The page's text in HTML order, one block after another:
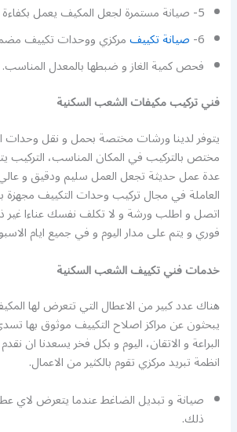
5- صيانة مستمرة لجعل المكيف يعمل بكفاءة اكبر.
6- صيانة تكييفمركزي ووحدات تكييف
فحص كمية الغاز و ضبطها بالمعدل المناسب.
فني تركيب مكيفات الشعب السكنية
يتوفر لدينا ورشات مختصة بحمل و نقل وحدات
مختص بالتركيب في المكان المناسب، التركيب
عدة عمل حديثة تجعل العمل سليم ودقيق و
العاملة في مجال تركيب وحدات التكييف
اتصل و اطلب ورشة و لا تكلف نفسك عناءا غير
فوري و يتم على مدار اليوم و في جميع ايام
خدمات فني تكييف الشعب السكنية
هناك عدد كبير من الاعطال التي تتعرض لها
يبحثون عن مراكز اصلاح التكييف موثوق بها
البراعة و الاتقان، اليوم و بكل فخر يسعدنا ان
انظمة تبريد مركزي تقوم بالكثير من الاعمال.
صيانة و تبديل الضاغط عندما يتعرض لاي
ذلك.